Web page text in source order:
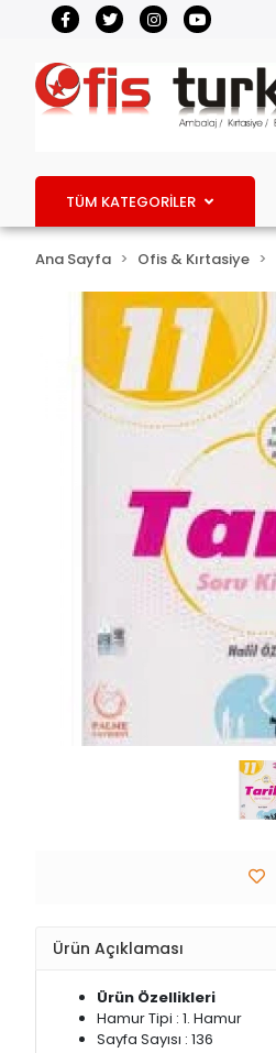
TÜM KATEGORİLER
Ana Sayfa Ofis & Kırtasiye
Ürün Açıklaması
Ürün Özellikleri
Hamur Tipi : 1. Hamur
Sayfa Sayısı : 136